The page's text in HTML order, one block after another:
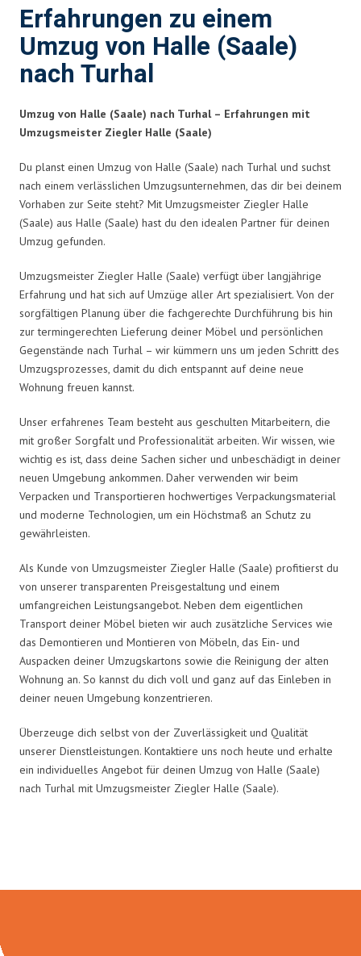
Erfahrungen zu einem
Umzug von Halle (Saale)
nach Turhal
Umzug von Halle (Saale) nach Turhal – Erfahrungen mit
Umzugsmeister Ziegler Halle (Saale)
Du planst einen Umzug von Halle (Saale) nach Turhal und suchst
nach einem verlässlichen Umzugsunternehmen, das dir bei deinem
Vorhaben zur Seite steht? Mit Umzugsmeister Ziegler Halle
(Saale) aus Halle (Saale) hast du den idealen Partner für deinen
Umzug gefunden.
Umzugsmeister Ziegler Halle (Saale) verfügt über langjährige
Erfahrung und hat sich auf Umzüge aller Art spezialisiert. Von der
sorgfältigen Planung über die fachgerechte Durchführung bis hin
zur termingerechten Lieferung deiner Möbel und persönlichen
Gegenstände nach Turhal – wir kümmern uns um jeden Schritt des
Umzugsprozesses, damit du dich entspannt auf deine neue
Wohnung freuen kannst.
Unser erfahrenes Team besteht aus geschulten Mitarbeitern, die
mit großer Sorgfalt und Professionalität arbeiten. Wir wissen, wie
wichtig es ist, dass deine Sachen sicher und unbeschädigt in deiner
neuen Umgebung ankommen. Daher verwenden wir beim
Verpacken und Transportieren hochwertiges Verpackungsmaterial
und moderne Technologien, um ein Höchstmaß an Schutz zu
gewährleisten.
Als Kunde von Umzugsmeister Ziegler Halle (Saale) profitierst du
von unserer transparenten Preisgestaltung und einem
umfangreichen Leistungsangebot. Neben dem eigentlichen
Transport deiner Möbel bieten wir auch zusätzliche Services wie
das Demontieren und Montieren von Möbeln, das Ein- und
Auspacken deiner Umzugskartons sowie die Reinigung der alten
Wohnung an. So kannst du dich voll und ganz auf das Einleben in
deiner neuen Umgebung konzentrieren.
Überzeuge dich selbst von der Zuverlässigkeit und Qualität
unserer Dienstleistungen. Kontaktiere uns noch heute und erhalte
ein individuelles Angebot für deinen Umzug von Halle (Saale)
nach Turhal mit Umzugsmeister Ziegler Halle (Saale).